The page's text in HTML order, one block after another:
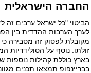
הישראלית
"כל ישראל ערבים זה
הערבות ההדדית בין
לפסוק זה מסבירה כי
נוסף על הסולידריות
כוללת קהילות נוספות
תמצאו תכנים